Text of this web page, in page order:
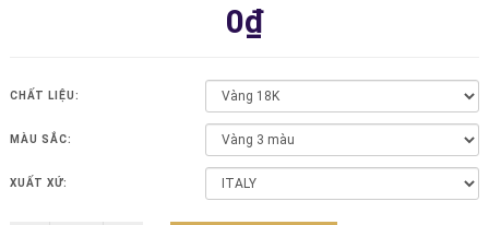
0₫
CHẤT LIỆU:
MÀU SẮC:
XUẤT XỨ: